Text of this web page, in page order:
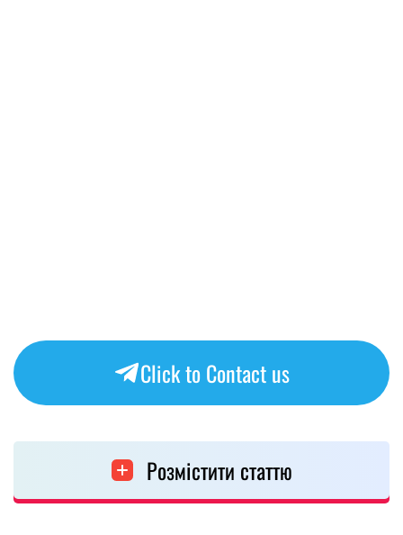
Click to Contact us
Розмістити статтю